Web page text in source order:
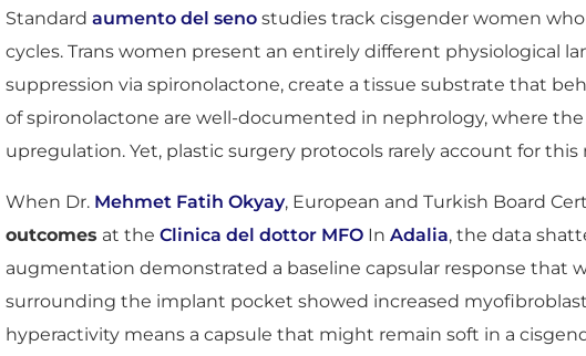
Standard aumento del seno studies track cisgender women
cycles. Trans women present an entirely different physiological
suppression via spironolactone, create a tissue substrate that
of spironolactone are well-documented in nephrology, where
upregulation. Yet, plastic surgery protocols rarely account for
When Dr. Mehmet Fatih Okyay, European and Turkish Board
outcomes at the Clinica del dottor MFO In Adalia, the data
augmentation demonstrated a baseline capsular response that
surrounding the implant pocket showed increased
hyperactivity means a capsule that might remain soft in a